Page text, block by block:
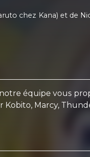
chez Kana) et de
équipe vous
Marcy,